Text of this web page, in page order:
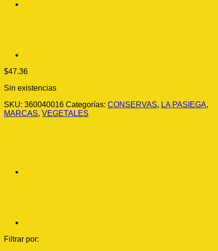
$47.36
Sin existencias
SKU: 360040016 Categorías: CONSERVAS, LA PASIEGA,
MARCAS, VEGETALES
Filtrar por: